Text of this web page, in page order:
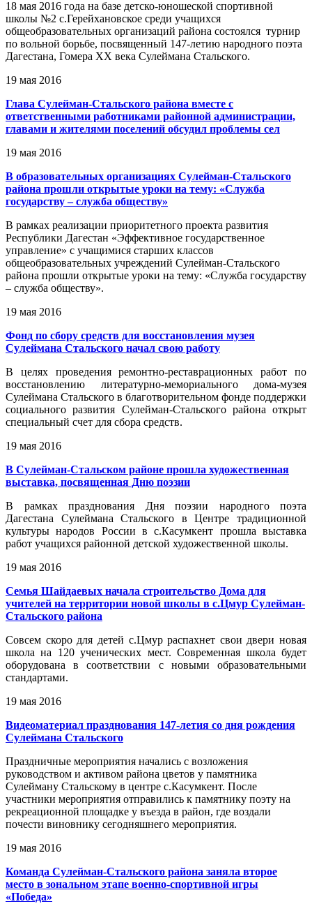
18 мая 2016 года на базе детско-юношеской спортивной
школы №2 с.Герейхановское среди учащихся
общеобразовательных организаций района состоялся турнир
по вольной борьбе, посвященный 147-летию народного поэта
Дагестана, Гомера ХХ века Сулеймана Стальского.
19 мая 2016
Глава Сулейман-Стальского района вместе с
ответственными работниками районной администрации,
главами и жителями поселений обсудил проблемы сел
19 мая 2016
В образовательных организациях Сулейман-Стальского
района прошли открытые уроки на тему: «Служба
государству – служба обществу»
В рамках реализации приоритетного проекта развития
Республики Дагестан «Эффективное государственное
управление» с учащимися старших классов
общеобразовательных учреждений Сулейман-Стальского
района прошли открытые уроки на тему: «Служба государству
– служба обществу».
19 мая 2016
Фонд по сбору средств для восстановления музея
Сулеймана Стальского начал свою работу
В целях проведения ремонтно-реставрационных работ по
восстановлению литературно-мемориального дома-музея
Сулеймана Стальского в благотворительном фонде поддержки
социального развития Сулейман-Стальского района открыт
специальный счет для сбора средств.
19 мая 2016
В Сулейман-Стальском районе прошла художественная
выставка, посвященная Дню поэзии
В рамках празднования Дня поэзии народного поэта
Дагестана Сулеймана Стальского в Центре традиционной
культуры народов России в с.Касумкент прошла выставка
работ учащихся районной детской художественной школы.
19 мая 2016
Семья Шайдаевых начала строительство Дома для
учителей на территории новой школы в с.Цмур Сулейман-
Стальского района
Совсем скоро для детей с.Цмур распахнет свои двери новая
школа на 120 ученических мест. Современная школа будет
оборудована в соответствии с новыми образовательными
стандартами.
19 мая 2016
Видеоматериал празднования 147-летия со дня рождения
Сулеймана Стальского
Праздничные мероприятия начались с возложения
руководством и активом района цветов у памятника
Сулейману Стальскому в центре с.Касумкент. После
участники мероприятия отправились к памятнику поэту на
рекреационной площадке у въезда в район, где воздали
почести виновнику сегодняшнего мероприятия.
19 мая 2016
Команда Сулейман-Стальского района заняла второе
место в зональном этапе военно-спортивной игры
«Победа»